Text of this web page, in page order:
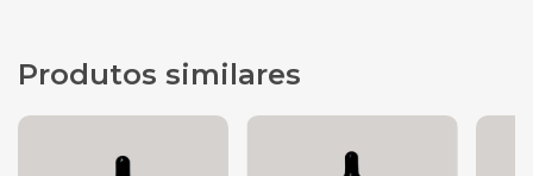
Produtos similares